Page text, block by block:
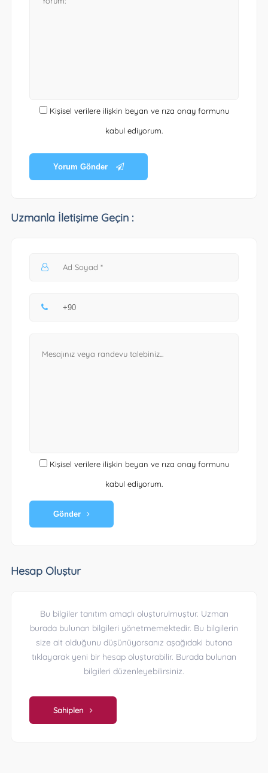
Kişisel verilere ilişkin beyan ve rıza onay formunu
kabul ediyorum.
Yorum Gönder
Uzmanla İletişime Geçin :
Kişisel verilere ilişkin beyan ve rıza onay formunu
kabul ediyorum.
Gönder
Hesap Oluştur
Bu bilgiler tanıtım amaçlı oluşturulmuştur. Uzman
burada bulunan bilgileri yönetmemektedir. Bu bilgilerin
size ait olduğunu düşünüyorsanız aşağıdaki butona
tıklayarak yeni bir hesap oluşturabilir. Burada bulunan
bilgileri düzenleyebilirsiniz.
Sahiplen